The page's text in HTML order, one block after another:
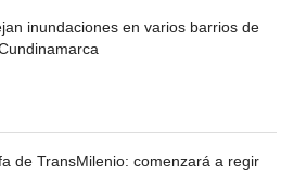
inundaciones en varios barrios de
de TransMilenio: comenzará a regir